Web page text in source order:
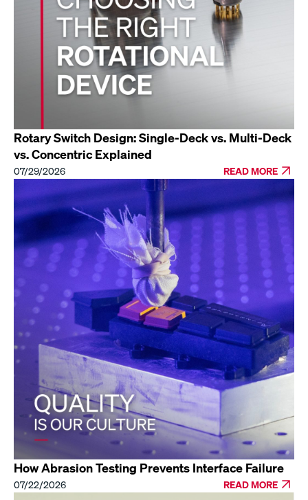
Rotary Switch Design: Single-Deck vs. Multi-Deck
vs. Concentric Explained
07/29/2026 READ MORE
How Abrasion Testing Prevents Interface Failure
07/22/2026 READ MORE